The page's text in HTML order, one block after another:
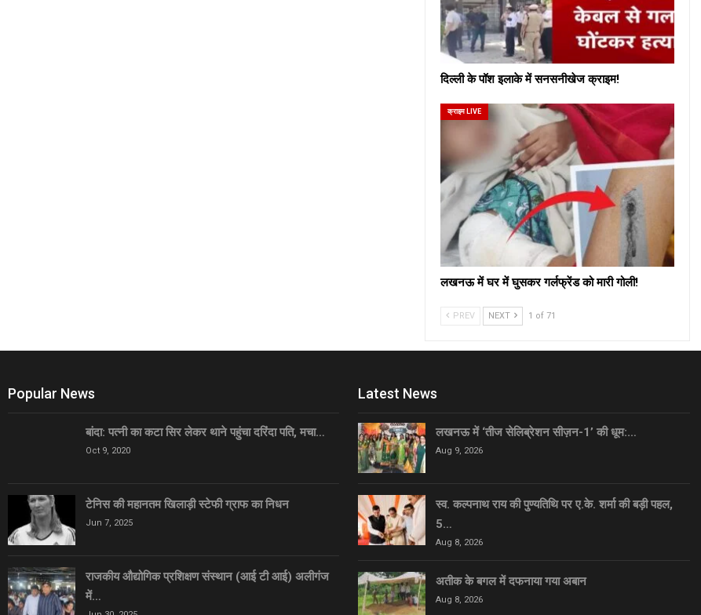
दिल्ली के पॉश इलाके में सनसनीखेज क्राइम!
क्राइम LIVE
लखनऊ में घर में घुसकर गर्लफ्रेंड को मारी गोली!
PREV NEXT 1 of 71
Popular News
बांदा: पत्नी का कटा सिर लेकर थाने पहुंचा दरिंदा पति, मचा…
Oct 9, 2020
टेनिस की महानतम खिलाड़ी स्टेफी ग्राफ का निधन
Jun 7, 2025
राजकीय औद्योगिक प्रशिक्षण संस्थान (आई टी आई) अलीगंज
में…
Latest News
लखनऊ में ‘तीज सेलिब्रेशन सीज़न-1’ की धूम:…
Aug 9, 2026
स्व. कल्पनाथ राय की पुण्यतिथि पर ए.के. शर्मा की बड़ी पहल,
5…
Aug 8, 2026
अतीक के बगल में दफनाया गया अबान
Aug 8, 2026